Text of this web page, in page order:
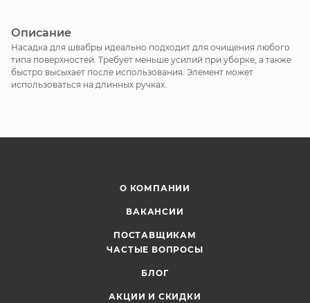
Описание
Насадка для швабры идеально подходит для очищения любого
типа поверхностей. Требует меньше усилий при уборке, а также
быстро высыхает после использования. Элемент может
использоваться на длинных ручках.
О КОМПАНИИ
ВАКАНСИИ
ПОСТАВЩИКАМ
ЧАСТЫЕ ВОПРОСЫ
БЛОГ
АКЦИИ И СКИДКИ